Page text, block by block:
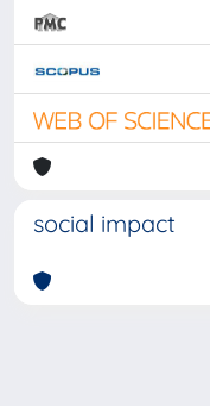
social impact